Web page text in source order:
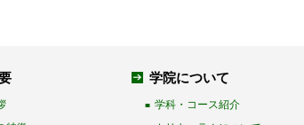
学院について
■ 学科・コース紹介